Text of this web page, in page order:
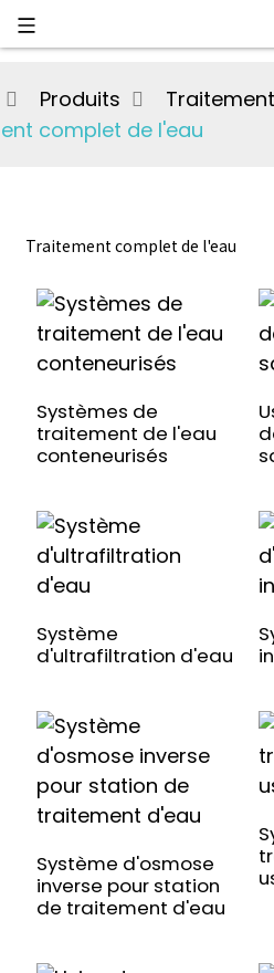
Produits
complet de l'eau
Traitement complet de l'eau
Systèmes de
traitement de l'eau
conteneurisés
Système
d'ultrafiltration d'eau
Système d'osmose
inverse pour station
de traitement d'eau